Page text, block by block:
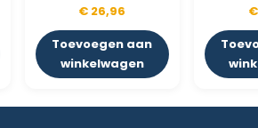
€ 26,96
Toevoegen aan
winkelwagen
€